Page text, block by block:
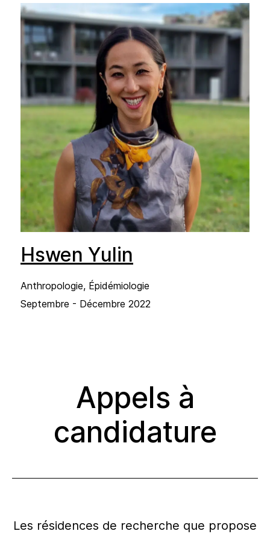
Hswen Yulin
Anthropologie, Épidémiologie
Septembre - Décembre 2022
Appels à
candidature
Les résidences de recherche que propose